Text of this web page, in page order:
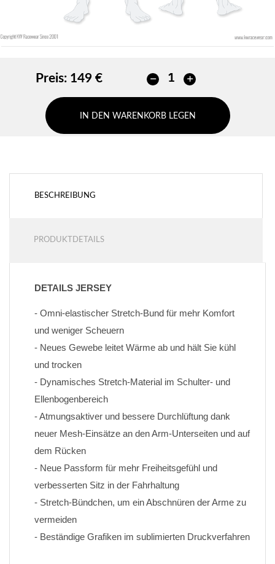
Preis: 149 €
IN DEN WARENKORB LEGEN
BESCHREIBUNG
PRODUKTDETAILS
DETAILS JERSEY
- Omni-elastischer Stretch-Bund für mehr Komfort
und weniger Scheuern
- Neues Gewebe leitet Wärme ab und hält Sie kühl
und trocken
- Dynamisches Stretch-Material im Schulter- und
Ellenbogenbereich
- Atmungsaktiver und bessere Durchlüftung dank
neuer Mesh-Einsätze an den Arm-Unterseiten und auf
dem Rücken
- Neue Passform für mehr Freiheitsgefühl und
verbesserten Sitz in der Fahrhaltung
- Stretch-Bündchen, um ein Abschnüren der Arme zu
vermeiden
- Beständige Grafiken im sublimierten Druckverfahren